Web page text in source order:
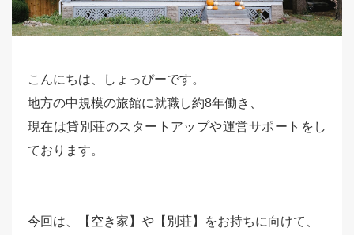
こんにちは、しょっぴーです。
地方の中規模の旅館に就職し約8年働き、
現在は貸別荘のスタートアップや運営サポートをし
ております。
今回は、 【空き家】や【別荘】をお持ちに向けて